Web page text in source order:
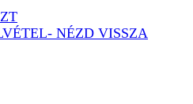
NÉZD VISSZA